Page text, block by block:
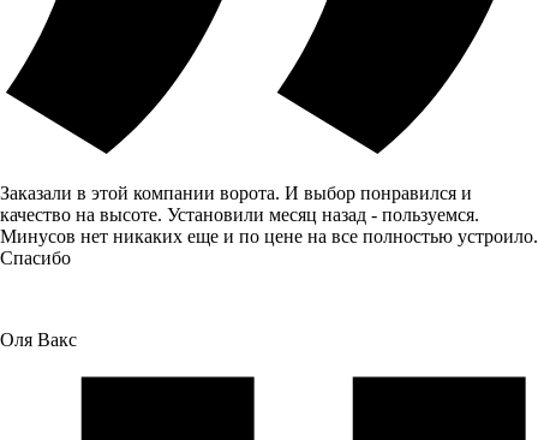
Заказали в этой компании ворота. И выбор понравился и
качество на высоте. Установили месяц назад - пользуемся.
Минусов нет никаких еще и по цене на все полностью устроило.
Спасибо
Оля Вакс